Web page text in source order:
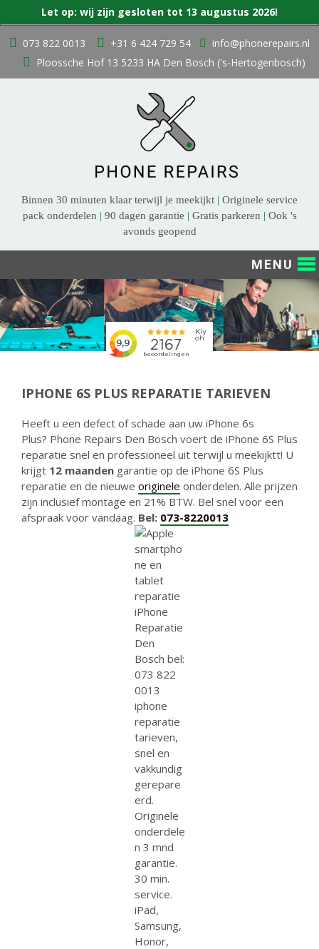
naar
inhoud
073 822 0013 +31 6 424 729 54
info@phonerepairs.nl
Ploossche Hof 13 5233 HA Den Bosch ('s-Hertogenbosch)
Binnen 30 minuten klaar terwijl je meekijkt | Originele service
pack onderdelen | 90 dagen garantie | Gratis parkeren | Ook 's
avonds geopend
IPHONE 6S PLUS REPARATIE TARIEVEN
Heeft u een defect of schade aan uw iPhone 6s
Plus? Phone Repairs Den Bosch voert de iPhone 6S Plus
reparatie snel en professioneel uit terwijl u meekijktt! U
krijgt 12 maanden garantie op de iPhone 6S Plus
reparatie en de nieuwe originele onderdelen. Alle prijzen
zijn inclusief montage en 21% BTW. Bel snel voor een
afspraak voor vandaag. Bel: 073-8220013
Let op: wij zijn gesloten tot 13 augustus 2026!